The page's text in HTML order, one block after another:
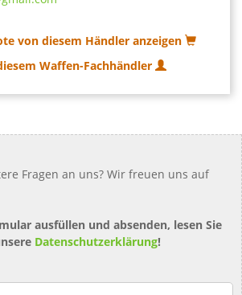
von diesem Händler anzeigen
Waffen-Fachhändler
Fragen an uns? Wir freuen uns auf
ausfüllen und absenden, lesen Sie
Datenschutzerklärung!